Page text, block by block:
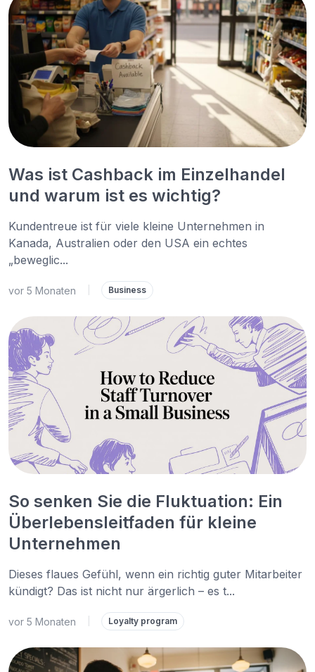
Was ist Cashback im Einzelhandel
und warum ist es wichtig?
Kundentreue ist für viele kleine Unternehmen in
Kanada, Australien oder den USA ein echtes
„beweglic...
vor 5 Monaten Business
So senken Sie die Fluktuation: Ein
Überlebensleitfaden für kleine
Unternehmen
Dieses flaues Gefühl, wenn ein richtig guter Mitarbeiter
kündigt? Das ist nicht nur ärgerlich – es t...
vor 5 Monaten Loyalty program